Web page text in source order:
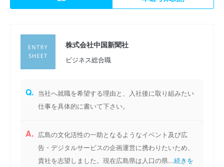
株式会社中国新聞社
ビジネス総合職
Q. 当社へ就職を希望する理由と、入社後に取り組みたい
仕事を具体的に書いて下さい。
A. 広島の文化活性の一助となるようなイベント及び広
告・デジタルサービスの企画運営に携わりたいため、
貴社を志望しました。現在広島県は人口の県...続きを